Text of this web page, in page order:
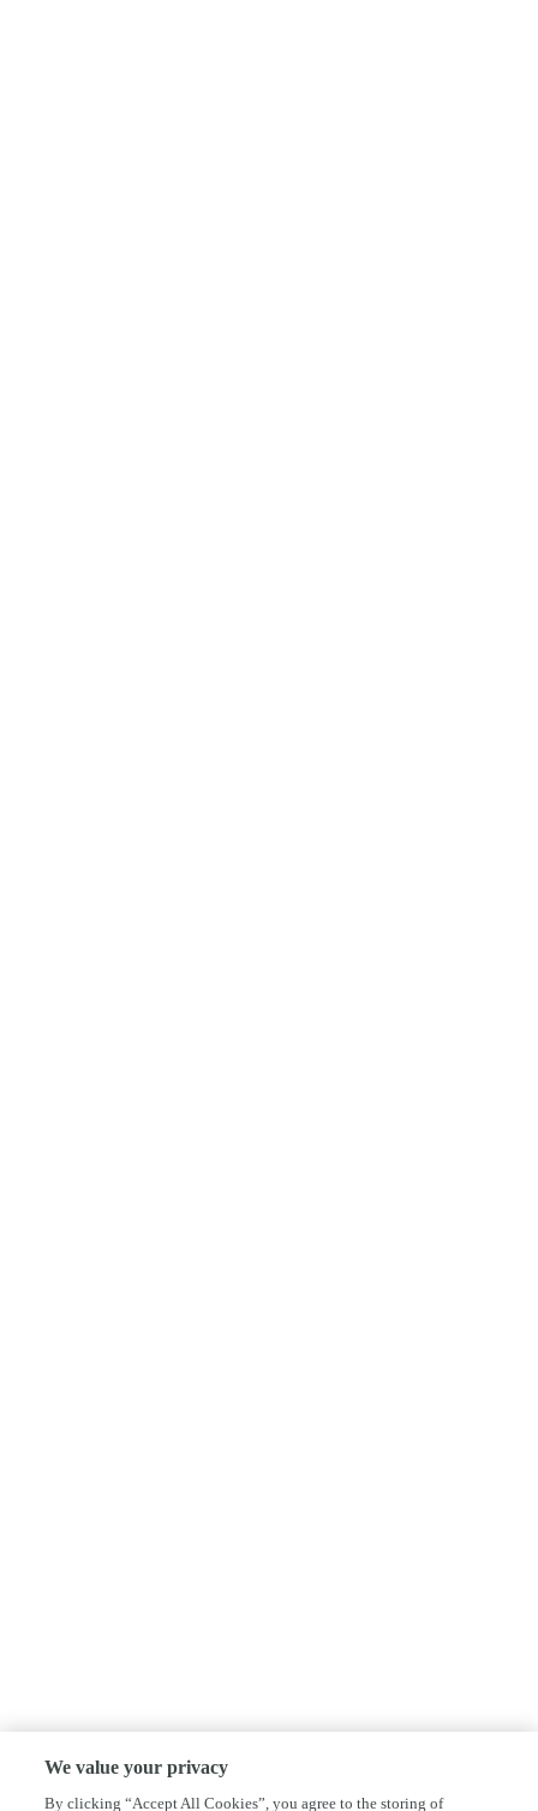
We value your privacy
By clicking “Accept All Cookies”, you agree to the storing of